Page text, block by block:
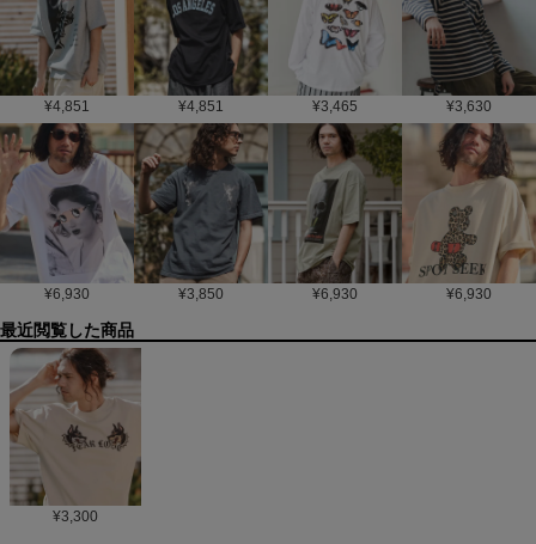
¥4,851 ¥4,851 ¥3,465 ¥3,630
¥6,930 ¥3,850 ¥6,930 ¥6,930
最近閲覧した商品
¥3,300